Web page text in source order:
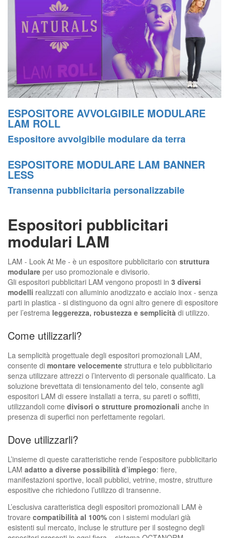
ESPOSITORE AVVOLGIBILE MODULARE
LAM ROLL
Espositore avvolgibile modulare da terra
ESPOSITORE MODULARE LAM BANNER
LESS
Transenna pubblicitaria personalizzabile
Espositori pubblicitari
modulari LAM
LAM - Look At Me - è un espositore pubblicitario con struttura
modulare per uso promozionale e divisorio.
Gli espositori pubblicitari LAM vengono proposti in 3 diversi
modelli realizzati con alluminio anodizzato e acciaio inox - senza
parti in plastica - si distinguono da ogni altro genere di espositore
per l’estrema leggerezza, robustezza e semplicità di utilizzo.
Come utilizzarli?
La semplicità progettuale degli espositori promozionali LAM,
consente di montare velocemente struttura e telo pubblicitario
senza utilizzare attrezzi o l’intervento di personale qualificato. La
soluzione brevettata di tensionamento del telo, consente agli
espositori LAM di essere installati a terra, su pareti o soffitti,
utilizzandoli come divisori o strutture promozionali anche in
presenza di superfici non perfettamente regolari.
Dove utilizzarli?
L’insieme di queste caratteristiche rende l’espositore pubblicitario
LAM adatto a diverse possibilità d’impiego: fiere,
manifestazioni sportive, locali pubblici, vetrine, mostre, strutture
espositive che richiedono l’utilizzo di transenne.
L’esclusiva caratteristica degli espositori promozionali LAM è
trovare compatibilità al 100% con i sistemi modulari già
esistenti sul mercato, incluse le strutture per il sostegno degli